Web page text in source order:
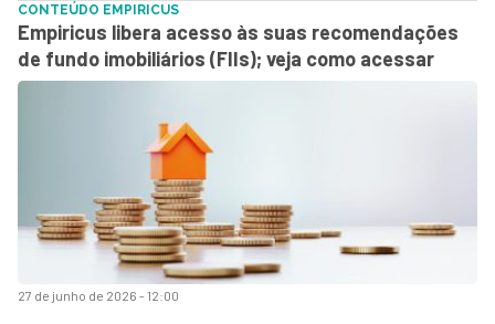
27 de junho de 2026 - 12:00
CONTEÚDO EMPIRICUS
Empiricus libera acesso às suas recomendações
de fundo imobiliários (FIIs); veja como acessar